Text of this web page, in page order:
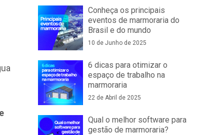
Conheça os principais
eventos de marmoraria do
Brasil e do mundo
10 de Junho de 2025
6 dicas para otimizar o
espaço de trabalho na
marmoraria
22 de Abril de 2025
Qual o melhor software para
gestão de marmoraria?